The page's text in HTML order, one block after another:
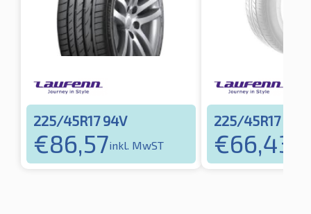
225/45R17 94V
€86,57inkl. MwST
225/45R17 94Y
€66,43